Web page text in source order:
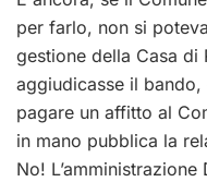
per farlo, non si
gestione della Casa di
aggiudicasse il
pagare un affitto al
in mano pubblica la
No!